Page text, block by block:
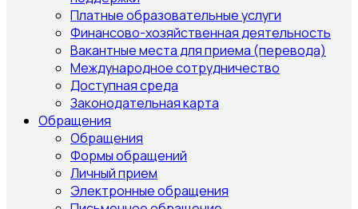
Платные образовательные услуги
Финансово-хозяйственная деятельность
Вакантные места для приема (перевода)
Международное сотрудничество
Доступная среда
Законодательная карта
Обращения
Обращения
Формы обращений
Личный прием
Электронные обращения